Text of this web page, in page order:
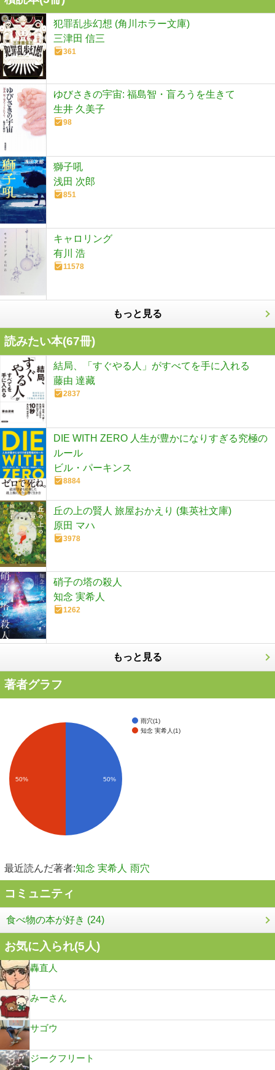
犯罪乱歩幻想 (角川ホラー文庫)
三津田 信三
361
ゆびさきの宇宙: 福島智・盲ろうを生きて
生井 久美子
98
獅子吼
浅田 次郎
851
キャロリング
有川 浩
11578
もっと見る
読みたい本(67冊)
結局、「すぐやる人」がすべてを手に入れる
藤由 達藏
2837
DIE WITH ZERO 人生が豊かになりすぎる究極の
ルール
ビル・パーキンス
8884
丘の上の賢人 旅屋おかえり (集英社文庫)
原田 マハ
3978
硝子の塔の殺人
知念 実希人
1262
もっと見る
著者グラフ
雨穴(1)
知念 実希人(1)
50% 50%
最近読んだ著者:知念 実希人 雨穴
コミュニティ
食べ物の本が好き (24)
お気に入られ(5人)
轟直人
みーさん
サゴウ
ジークフリート